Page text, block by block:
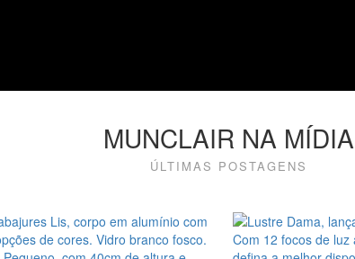
MUNCLAIR NA MÍDIA
ÚLTIMAS POSTAGENS